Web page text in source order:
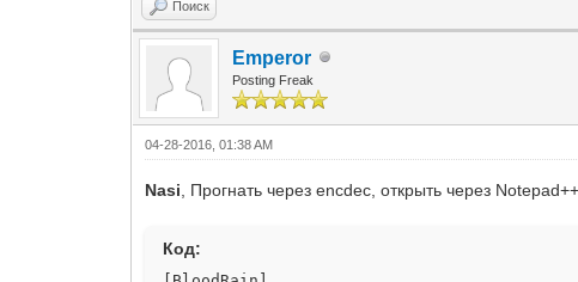
;±Ы·зµрїА јє ё¶А»
EventID_4=19215020
MaxParticle_4=100
;Зп №Щїоµе БцїЄ
EventID_5=19255020
MaxParticle_5=100
;їшЅГАЗ ј¶ ј±ВшАе
MaxParticle_6=100
MaxParticle_7=100
;µрїВ јє ё¶А»
Поиск
Emperor
Posting Freak
04-28-2016, 01:38 AM
Nasi , Прогнать через encdec, открыть через
Код: